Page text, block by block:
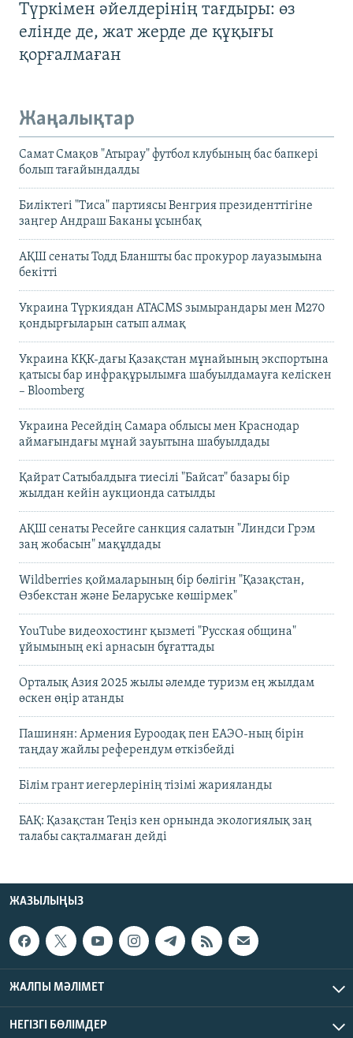
Түркімен әйелдерінің тағдыры: өз
елінде де, жат жерде де құқығы
қорғалмаған
Жаңалықтар
Самат Смақов "Атырау" футбол клубының бас бапкері
болып тағайындалды
Биліктегі "Тиса" партиясы Венгрия президенттігіне
заңгер Андраш Баканы ұсынбақ
АҚШ сенаты Тодд Бланшты бас прокурор лауазымына
бекітті
Украина Түркиядан ATACMS зымырандары мен M270
қондырғыларын сатып алмақ
Украина КҚК-дағы Қазақстан мұнайының экспортына
қатысы бар инфрақұрылымға шабуылдамауға келіскен
– Bloomberg
Украина Ресейдің Самара облысы мен Краснодар
аймағындағы мұнай зауытына шабуылдады
Қайрат Сатыбалдыға тиесілі "Байсат" базары бір
жылдан кейін аукционда сатылды
АҚШ сенаты Ресейге санкция салатын "Линдси Грэм
заң жобасын" мақұлдады
Wildberries қоймаларының бір бөлігін "Қазақстан,
Өзбекстан және Беларуське көшірмек"
YouTube видеохостинг қызметі "Русская община"
ұйымының екі арнасын бұғаттады
Орталық Азия 2025 жылы әлемде туризм ең жылдам
өскен өңір атанды
Пашинян: Армения Еуроодақ пен ЕАЭО-ның бірін
таңдау жайлы референдум өткізбейді
Білім грант иегерлерінің тізімі жарияланды
БАҚ: Қазақстан Теңіз кен орнында экологиялық заң
талабы сақталмаған дейді
ЖАЗЫЛЫҢЫЗ
ЖАЛПЫ МӘЛІМЕТ
НЕГІЗГІ БӨЛІМДЕР